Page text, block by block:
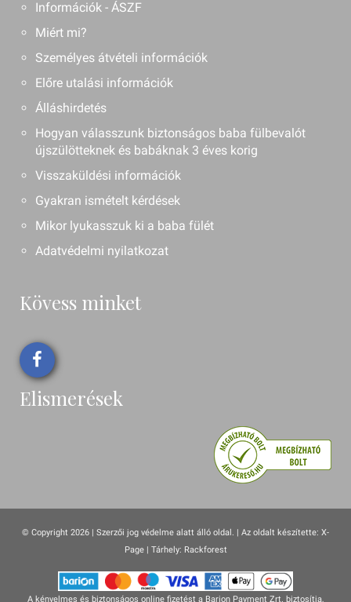
Információk - ÁSZF
Miért mi?
Személyes átvételi információk
Előre utalási információk
Álláshirdetés
Hogyan válasszunk biztonságos baba fülbevalót
újszülötteknek és babáknak 3 éves korig
Visszaküldési információk
Gyakran ismételt kérdések
Mikor lyukasszuk ki a baba fülét
Adatvédelmi nyilatkozat
Kövess minket
Elismerések
© Copyright 2026 | Szerzői jog védelme alatt álló oldal. | Az oldalt készítette: X-
Page| Tárhely: Rackforest
A kényelmes és biztonságos online fizetést a Barion Payment Zrt. biztosítja,